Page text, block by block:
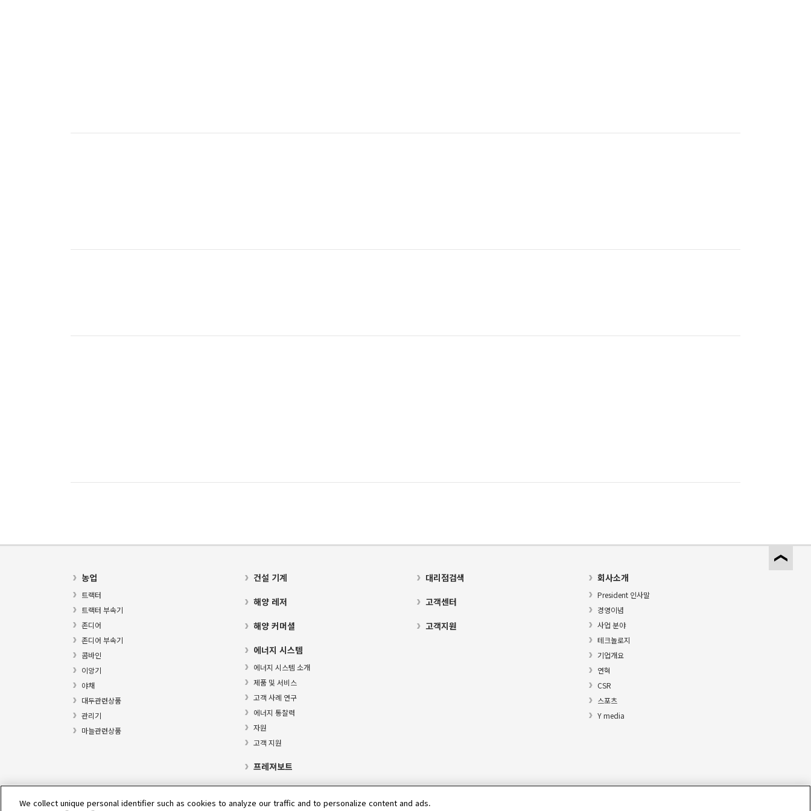
농업
트랙터
트랙터 부속기
존디어
존디어 부속기
콤바인
이앙기
야채
대두관련상품
관리기
마늘관련상품
건설 기계
해양 레저
해양 커머셜
에너지 시스템
에너지 시스템 소개
제품 및 서비스
고객 사례 연구
에너지 통찰력
자원
고객 지원
프레져보트
대리점검색
고객센터
고객지원
회사소개
President 인사말
경영이념
사업 분야
테크놀로지
기업개요
연혁
CSR
스포츠
Y media
We collect unique personal identifier such as cookies to analyze our traffic and to personalize content and ads.